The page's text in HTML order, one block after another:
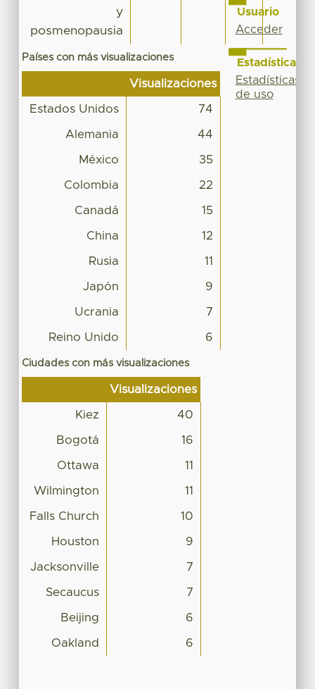
y
posmenopausia
Países con más visualizaciones
Visualizaciones
Estados Unidos 74
Alemania 44
México 35
Colombia 22
Canadá 15
China 12
Rusia 11
Japón 9
Ucrania 7
Reino Unido 6
Ciudades con más visualizaciones
Visualizaciones
Kiez 40
Bogotá 16
Ottawa 11
Wilmington 11
Falls Church 10
Houston 9
Jacksonville 7
Secaucus 7
Beijing 6
Oakland 6
Usuario
Acceder
Estadísticas
Estadísticas
de uso